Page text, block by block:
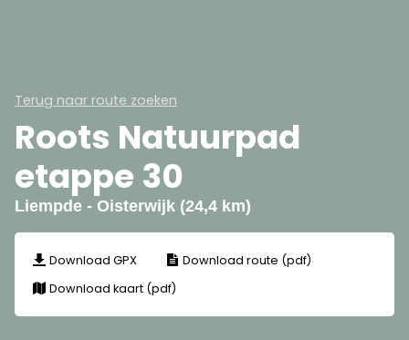
Terug naar route zoeken
Roots Natuurpad
etappe 30
Liempde - Oisterwijk (24,4 km)
Download GPX
Download route (pdf)
Download kaart (pdf)